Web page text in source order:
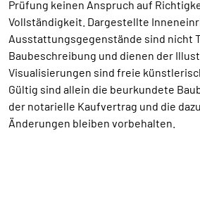
Prüfung keinen Anspruch auf
Vollständigkeit. Dargestellte
Ausstattungsgegenstände sind nicht
Baubeschreibung und dienen der
Visualisierungen sind freie
Gültig sind allein die beurkundete
der notarielle Kaufvertrag und die
Änderungen bleiben vorbehalten.